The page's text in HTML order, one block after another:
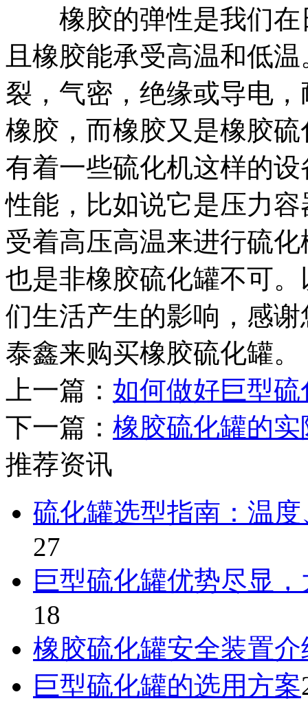
橡胶的弹性是我们在
且橡胶能承受高温和低
裂，气密，绝缘或导电
橡胶，而橡胶又是橡胶
有着一些硫化机这样的
性能，比如说它是压力
受着高压高温来进行硫
也是非橡胶硫化罐不可
们生活产生的影响，感
泰鑫来购买橡胶硫化罐。
上一篇： 如何做好巨型
下一篇： 橡胶硫化罐的
推荐资讯
硫化罐选型指南：温
27
巨型硫化罐优势尽显
18
橡胶硫化罐安全装置介
巨型硫化罐的选用方案